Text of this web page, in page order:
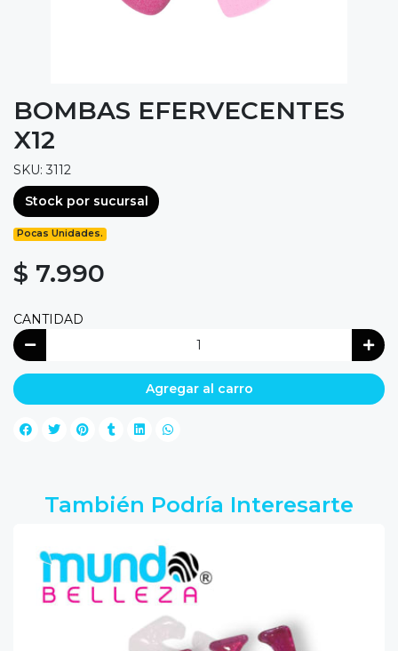
BOMBAS EFERVECENTES
X12
SKU: 3112
Stock por sucursal
Pocas Unidades.
$ 7.990
CANTIDAD
Agregar al carro
También Podría Interesarte